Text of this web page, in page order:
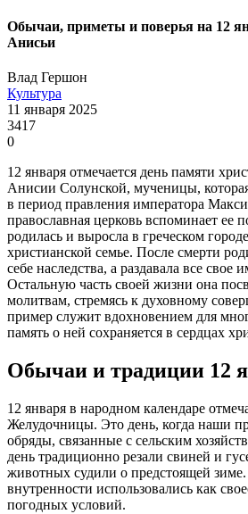
Обычаи, приметы и поверья на 12
Анисьи
Влад Гершон
Культура
11 января 2025
3417
0
12 января отмечается день памяти
Анисии Солунской, мученицы,
в период правления императора
православная церковь вспоминает ее
родилась и выросла в греческом
христианской семье. После смерти
себе наследства, а раздавала все
Остальную часть своей жизни она
молитвам, стремясь к духовному
пример служит вдохновением для
память о ней сохраняется в сердцах
Обычаи и традиции 12
12 января в народном календаре
Желудочницы. Это день, когда наши
обряды, связанные с сельским
день традиционно резали свиней и
животных судили о предстоящей
внутренности использовались как
погодных условий.